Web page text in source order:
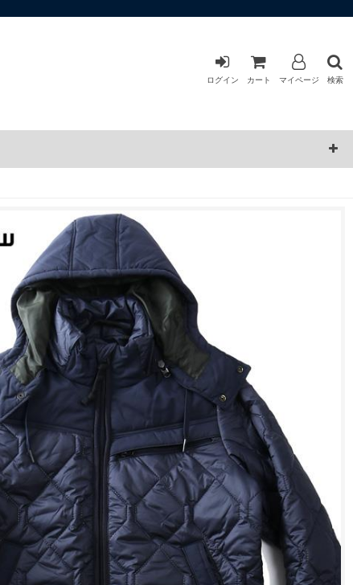
ログイン カート マイページ 検索